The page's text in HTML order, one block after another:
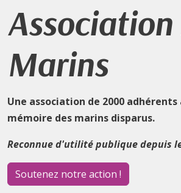
Marins
Une association de 2000 adhérents
mémoire des marins disparus.
Reconnue d'utilité publique depuis
Soutenez notre action !